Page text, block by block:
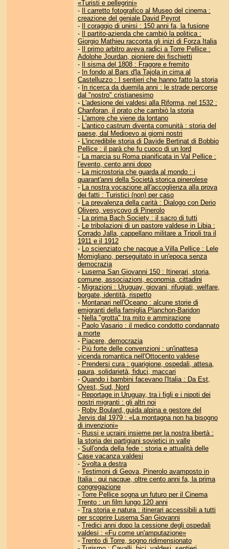
«Turisti e pellegrini»
-
Il carretto fotografico al Museo del cinema :
creazione del geniale David Peyrot
-
Il coraggio di unirsi : 150 anni fa, la fusione
-
Il partito-azienda che cambiò la politica :
Giorgio Mathieu racconta gli inizi di Forza Italia
-
Il primo arbitro aveva radici a Torre Pellice :
Adolphe Jourdan, pioniere dei fischietti
-
Il sisma del 1808 : Fragore e fremito
- In fondo al Bars d'la Tajola in cima al
Castelluzzo : I sentieri che hanno fatto la storia
- In ricerca da duemila anni : le strade percorse
dal "nostro" cristianesimo
- L'adesione dei valdesi alla Riforma, nel 1532 :
Chanforan, il prato che cambiò la storia
- L'amore che viene da lontano
- L'antico castrum diventa comunità : storia del
paese, dal Medioevo ai giorni nostri
- L'incredibile storia di Davide Bertinat di Bobbio
Pellice : il parà che fu cuoco di un lord
- La marcia su Roma pianificata in Val Pellice :
l'evento, cento anni dopo
- La microstoria che guarda al mondo : i
quarant'anni della Società storica pinerolese
- La nostra vocazione all'accoglienza alla prova
dei fatti : Turistici (non) per caso
- La prevalenza della carità : Dialogo con Derio
Olivero, vesycovo di Pinerolo
- La prima Bach Society : il sacro di tutti
- Le tribolazioni di un pastore valdese in Libia :
Corrado Jalla, cappellano militare a Tripoli tra il
1911 e il 1912
- Lo scienziato che nacque a Villa Pellice : Lele
Momigliano, perseguitato in un'epoca senza
democrazia
- Luserna San Giovanni 150 : Itinerari, storia,
comune, associazioni, economia, cittadini
- Migrazioni : Uruguay, giovani, rifugiati, welfare,
borgate, identità, rispetto
- Montanari nell'Oceano : alcune storie di
emigranti della famiglia Planchon-Baridon
- Nella "grotta" tra mito e ammirazione
- Paolo Vasario : il medico condotto condannato
a morte
- Piacere, democrazia
- Più forte delle convenzioni : un'inattesa
vicenda romantica nell'Ottocento valdese
- Prendersi cura : guarigione, ospedali, attesa,
paura, solidarietà, fiduci, maccari
- Quando i bambini facevano l'Italia : Da Est,
Ovest, Sud, Nord
- Reportage in Uruguay, tra i figli e i nipoti dei
nostri migranti : gli altri noi
- Roby Boulard, guida alpina e gestore del
Jervis dal 1979 : «La montagna non ha bisogno
di invenzioni»
- Russi e ucraini insieme per la nostra libertà :
la storia dei partigiani sovietici in valle
- Sull'onda della fede : storia e attualità delle
Case vacanza valdesi
- Svolta a destra
- Testimoni di Geova, Pinerolo avamposto in
Italia : qui nacque, oltre cento anni fa, la prima
congregazione
- Torre Pellice sogna un futuro per il Cinema
Trento : un film lungo 120 anni
- Tra storia e natura : itinerari accessibili a tutti
per scoprire Luserna San Giovanni
- Tredici anni dopo la cessione degli ospedali
valdesi : «Fu come un'amputazione»
- Trento di Torre, sogno ridimensionato